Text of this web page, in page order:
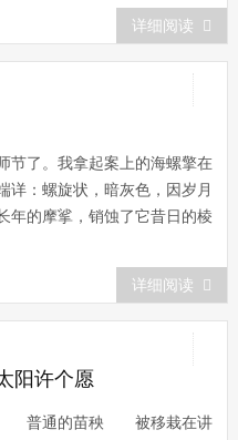
天吃着粗黑的馒头，没有任何
的时候，宿舍里的温度和室外
我们钻在被窝里连衣服也不敢
身子，一夜一夜地当“团长”...
详细阅读
节了。我拿起案上的海螺擎在
详：螺旋状，暗灰色，因岁月
年的摩挲，销蚀了它昔日的棱
海啸声。一个严厉的声音仿佛
不是海啸的声音，那是你耳朵
的声音，是你生命的回
师？！我的高中班主任程大鑫
老师是我...
详细阅读
阳许个愿
普通的苗秧 被移栽在讲